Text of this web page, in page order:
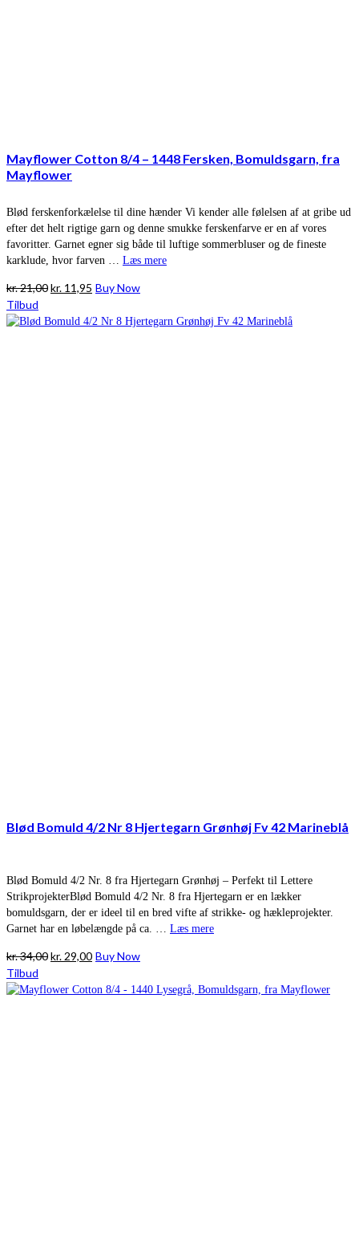
Mayflower Cotton 8/4 – 1448 Fersken, Bomuldsgarn, fra
Mayflower
Blød ferskenforkælelse til dine hænder Vi kender alle følelsen af at gribe ud
efter det helt rigtige garn og denne smukke ferskenfarve er en af vores
favoritter. Garnet egner sig både til luftige sommerbluser og de fineste
karklude, hvor farven … Læs mere
kr.21,00Den
pris
kr. 11,95 Den
pris
Buy Now
Tilbud
Blød Bomuld 4/2 Nr 8 Hjertegarn Grønhøj Fv 42 Marineblå
Blød Bomuld 4/2 Nr. 8 fra Hjertegarn Grønhøj – Perfekt til Lettere
StrikprojekterBlød Bomuld 4/2 Nr. 8 fra Hjertegarn er en lækker
bomuldsgarn, der er ideel til en bred vifte af strikke- og hækleprojekter.
Garnet har en løbelængde på ca. … Læs mere
kr.34,00Den
pris
kr. 29,00Den
pris
Buy Now
Tilbud